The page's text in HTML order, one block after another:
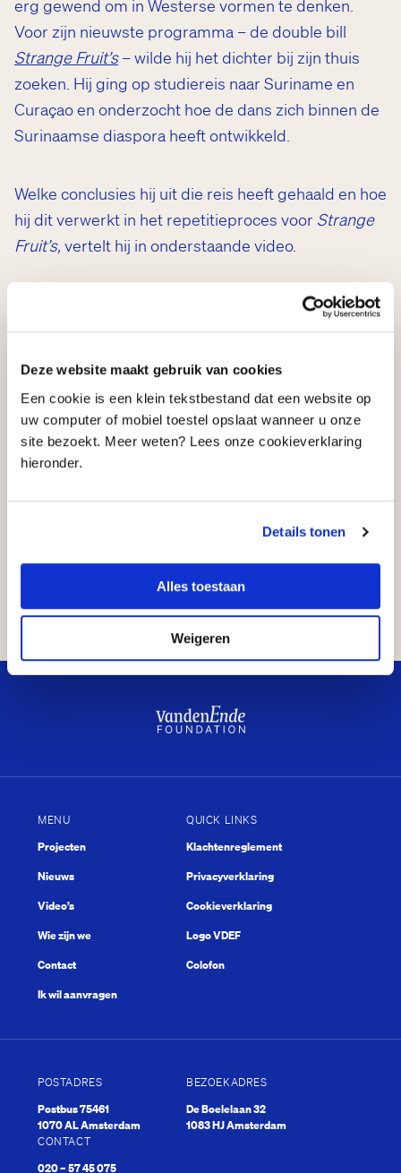
Deze website maakt gebruik van cookies
Een cookie is een klein tekstbestand dat een website op
uw computer of mobiel toestel opslaat wanneer u onze
site bezoekt. Meer weten? Lees onze cookieverklaring
hieronder.
Details tonen
Alles toestaan
Weigeren
erg gewend om in Westerse vormen te denken.
Voor zijn nieuwste programma – de double bill
Strange Fruit’s – wilde hij het dichter bij zijn thuis
zoeken. Hij ging op studiereis naar Suriname en
Curaçao en onderzocht hoe de dans zich binnen de
Surinaamse diaspora heeft ontwikkeld.
Welke conclusies hij uit die reis heeft gehaald en hoe
hij dit verwerkt in het repetitieproces voor Strange
Fruit’s,vertelt hij in onderstaande video.
…
MENU
Projecten
Nieuws
Video’s
Wie zijn we
Contact
Ik wil aanvragen
QUICK LINKS
Klachtenreglement
Privacyverklaring
Cookieverklaring
Logo VDEF
Colofon
POSTADRES
Postbus 75461
1070 AL Amsterdam
BEZOEKADRES
De Boelelaan 32
1083 HJ Amsterdam
CONTACT
020 – 57 45 075